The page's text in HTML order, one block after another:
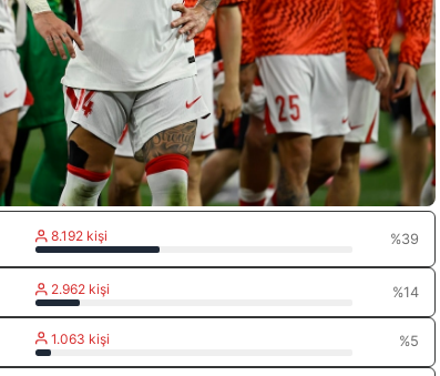
8.192 kişi %39
2.962 kişi %14
1.063 kişi %5